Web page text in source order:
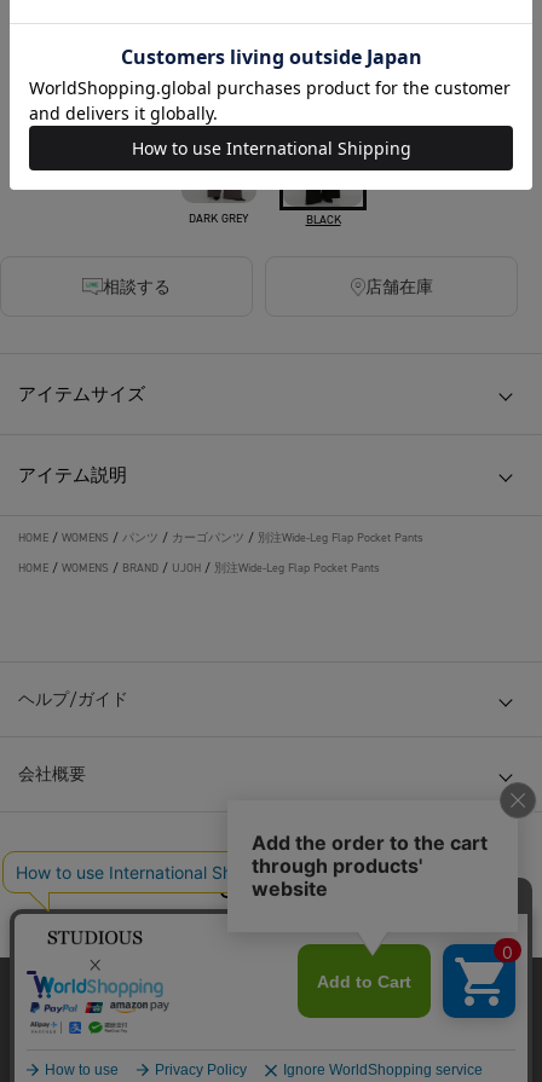
カラー
DARK GREY BLACK
相談する 店舗在庫
アイテムサイズ
アイテム説明
HOME / WOMENS / パンツ / カーゴパンツ / 別注Wide-Leg Flap Pocket Pants
HOME / WOMENS / BRAND / UJOH / 別注Wide-Leg Flap Pocket Pants
ヘルプ/ガイド
会社概要
© TOKYO BASE CO., LTD
当サイトはクッキー(cookie)を使用します。クッキーはサイト内
の一部の機能および、サイトの使用状況の分析からマーケティ
ング活動に利用することを目的としています。
プライバシーポリシーはこちら